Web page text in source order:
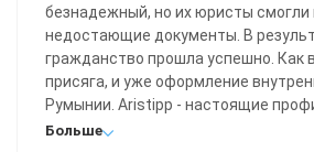
безнадежный, но их юристы смогли
недостающие документы. В
гражданство прошла успешно. Как
присяга, и уже оформление
Румынии. Aristipp - настоящие
сотрудничать, и сервис у них
Больше